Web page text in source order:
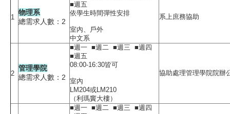
1
物理系
總需求人數：2
■週五
依學生時間彈性安排
室內、戶外
中文系
系上庶務協助
2
管理學院
總需求人數：2
■週一 ■週二 ■週三 ■週四
■週五
08:00-16:30皆可
室內
LM204或LM210
（利瑪竇大樓）
協助處理管理學院院辦
■週一 ■週二 ■週三 ■週四